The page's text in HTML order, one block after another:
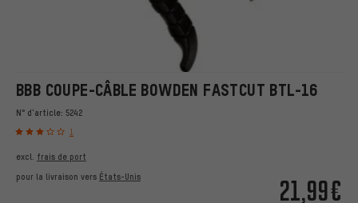
BBB COUPE-CÂBLE BOWDEN FASTCUT BTL-16
N° d'article: 5242
1
21,99€
excl. frais de port
pour la livraison vers États-Unis